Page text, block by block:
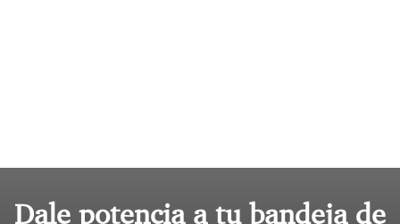
Dale potencia a tu bandeja de